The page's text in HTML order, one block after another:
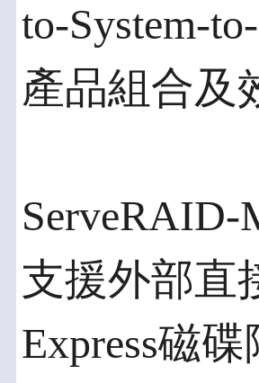
to-System-
產品組合及
支援外部直
Express磁